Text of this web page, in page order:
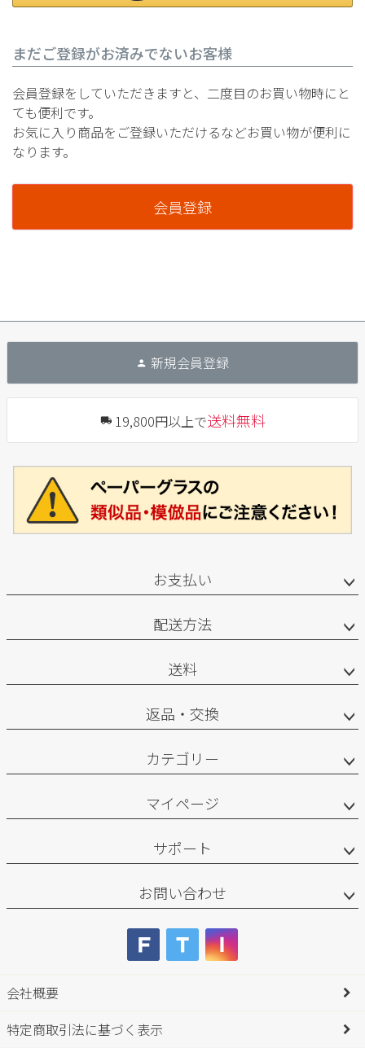
まだご登録がお済みでないお客様
会員登録をしていただきますと、二度目のお買い物時にと
ても便利です。
お気に入り商品をご登録いただけるなどお買い物が便利に
なります。
会員登録
新規会員登録
19,800円以上で送料無料
お支払い
配送方法
送料
返品・交換
カテゴリー
マイページ
サポート
お問い合わせ
会社概要
特定商取引法に基づく表示